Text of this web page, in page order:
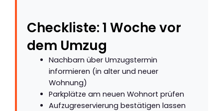
Checkliste: 1 Woche vor
dem Umzug
Nachbarn über Umzugstermin
informieren (in alter und neuer
Wohnung)
Parkplätze am neuen Wohnort prüfen
Aufzugreservierung bestätigen lassen